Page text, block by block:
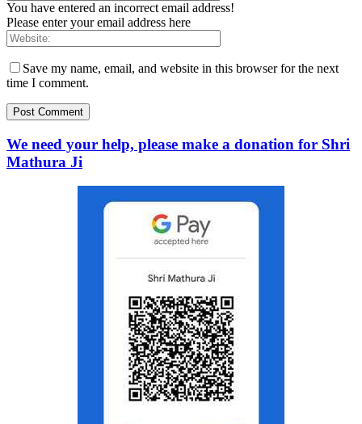
You have entered an incorrect email address!
Please enter your email address here
Save my name, email, and website in this browser for the next
time I comment.
We need your help, please make a donation for Shri
Mathura Ji